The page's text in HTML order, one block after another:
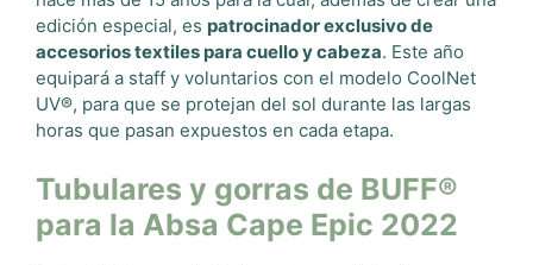
edición especial, es patrocinador exclusivo de
accesorios textiles para cuello y cabeza. Este año
equipará a staff y voluntarios con el modelo CoolNet
UV®, para que se protejan del sol durante las largas
horas que pasan expuestos en cada etapa.
Tubulares y gorras de BUFF®
para la Absa Cape Epic 2022